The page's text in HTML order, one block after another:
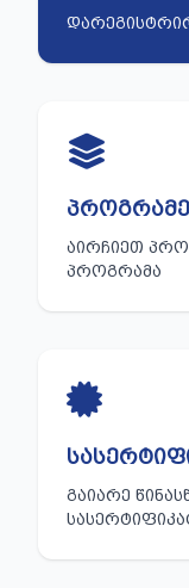
ᲐᲘᲠᲩᲘᲔᲗ
ᲞᲠᲝᲒᲠᲐᲛᲐ
ᲒᲐᲘᲐᲠᲔ